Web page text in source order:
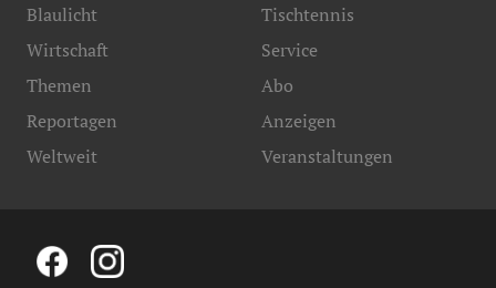
Blaulicht
Tischtennis
Wirtschaft
Themen
Reportagen
Weltweit
Service
Abo
Anzeigen
Veranstaltungen